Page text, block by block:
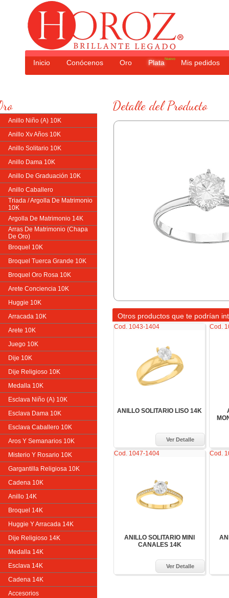
Inicio Conócenos Oro PlataNuevo Mis pedidos
Anillo Niño (A) 10K
Anillo Xv Años 10K
Anillo Solitario 10K
Anillo Dama 10K
Anillo De Graduación 10K
Anillo Caballero
Triada / Argolla De Matrimonio
10K
Argolla De Matrimonio 14K
Arras De Matrimonio (Chapa
De Oro)
Broquel 10K
Broquel Tuerca Grande 10K
Broquel Oro Rosa 10K
Arete Conciencia 10K
Huggie 10K
Arracada 10K
Arete 10K
Juego 10K
Dije 10K
Dije Religioso 10K
Medalla 10K
Esclava Niño (A) 10K
Esclava Dama 10K
Esclava Caballero 10K
Aros Y Semanarios 10K
Misterio Y Rosario 10K
Gargantilla Religiosa 10K
Cadena 10K
Anillo 14K
Broquel 14K
Huggie Y Arracada 14K
Dije Religioso 14K
Medalla 14K
Esclava 14K
Cadena 14K
Accesorios
Detalle del Producto
Otros productos que te podrían
Cod. 1043-1404
ANILLO SOLITARIO LISO 14K
Ver Detalle
Cod.
Cod. 1047-1404
ANILLO SOLITARIO MINI
CANALES 14K
Ver Detalle
Cod.